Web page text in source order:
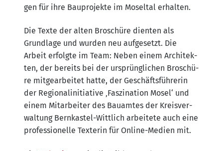
gen für ihre Bau­pro­jek­te im Mos­el­tal erhalten.
Die Tex­te der alten Bro­schü­re dien­ten als
Grund­la­ge und wur­den neu auf­ge­setzt. Die
Arbeit erfolg­te im Team: Neben einem Archi­tek­
ten, der bereits bei der ursprüng­li­chen Bro­schü­
re mit­ge­ar­bei­tet hat­te, der Geschäfts­füh­re­rin
der Regio­nal­in­itia­ti­ve ‚Fas­zi­na­ti­on Mosel‘ und
einem Mit­ar­bei­ter des Bau­am­tes der Kreis­ver­
wal­tung Bern­kas­tel-Witt­lich arbei­te­te auch eine
pro­fes­sio­nel­le Tex­te­rin für Online-Medi­en mit.